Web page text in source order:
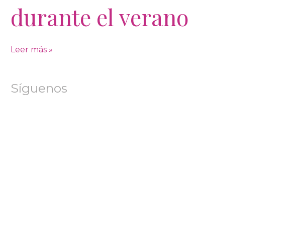
durante el verano
Leer más »
Síguenos